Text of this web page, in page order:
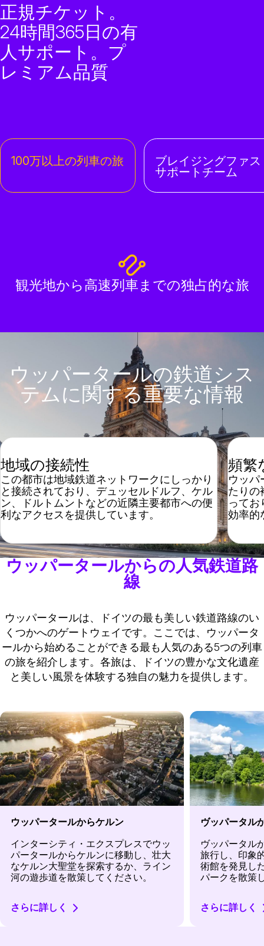
正規チケット。
24時間365日の有
人サポート。プ
レミアム品質
100万以上の列車の旅 ブレイジングファス
サポートチーム
観光地から高速列車までの独占的な旅
ウッパータールの鉄道シス
テムに関する重要な情報
地域の接続性
この都市は地域鉄道ネットワークにしっかり
と接続されており、デュッセルドルフ、ケル
ン、ドルトムントなどの近隣主要都市への便
利なアクセスを提供しています。
頻繁
ウッパ
たりの
ってお
効率的
ウッパータールからの人気鉄道路
線
ウッパータールは、ドイツの最も美しい鉄道路線のい
くつかへのゲートウェイです。ここでは、ウッパータ
ールから始めることができる最も人気のある5つの列車
の旅を紹介します。各旅は、ドイツの豊かな文化遺産
と美しい風景を体験する独自の魅力を提供します。
ウッパータールからケルン
インターシティ・エクスプレスでウッ
パータールからケルンに移動し、壮大
なケルン大聖堂を探索するか、ライン
河の遊歩道を散策してください。
さらに詳しく
ヴッパータル
ヴッパータル
旅行し、印象
術館を発見し
パークを散策
さらに詳しく